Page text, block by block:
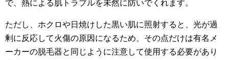
で、熱による肌トラブルを未然に防いでくれます。
ただし、ホクロや日焼けした黒い肌に照射すると、光が過
剰に反応して火傷の原因になるため、その点だけは有名メ
ーカーの脱毛器と同じように注意して使用する必要があり